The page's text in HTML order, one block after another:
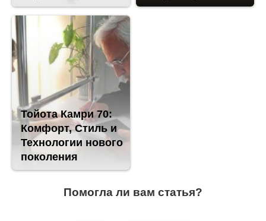
Тойота Камри 70:
Комфорт, Стиль и
Технологии нового
поколения
Помогла ли вам статья?